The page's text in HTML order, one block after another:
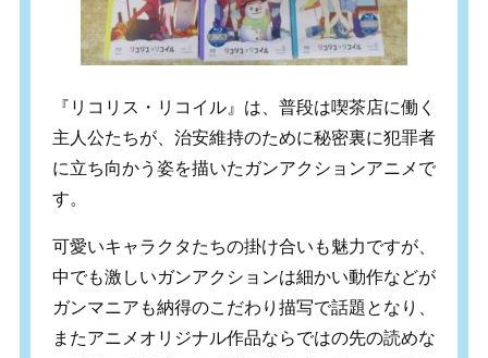
『リコリス・リコイル』は、普段は喫茶店に働く
主人公たちが、治安維持のために秘密裏に犯罪者
に立ち向かう姿を描いたガンアクションアニメで
す。
可愛いキャラクタたちの掛け合いも魅力ですが、
中でも激しいガンアクションは細かい動作などが
ガンマニアも納得のこだわり描写で話題となり、
またアニメオリジナル作品ならではの先の読めな